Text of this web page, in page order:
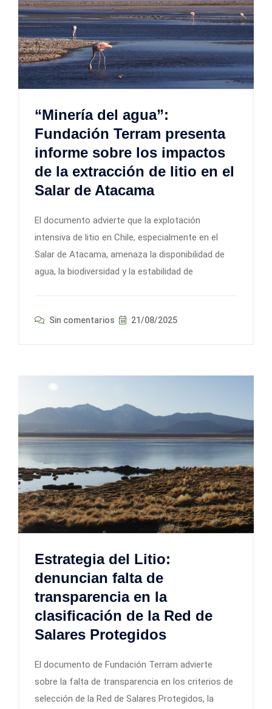
“Minería del agua”:
Fundación Terram presenta
informe sobre los impactos
de la extracción de litio en el
Salar de Atacama
El documento advierte que la explotación
intensiva de litio en Chile, especialmente en el
Salar de Atacama, amenaza la disponibilidad de
agua, la biodiversidad y la estabilidad de
Sin comentarios 21/08/2025
Estrategia del Litio:
denuncian falta de
transparencia en la
clasificación de la Red de
Salares Protegidos
El documento de Fundación Terram advierte
sobre la falta de transparencia en los criterios de
selección de la Red de Salares Protegidos, la